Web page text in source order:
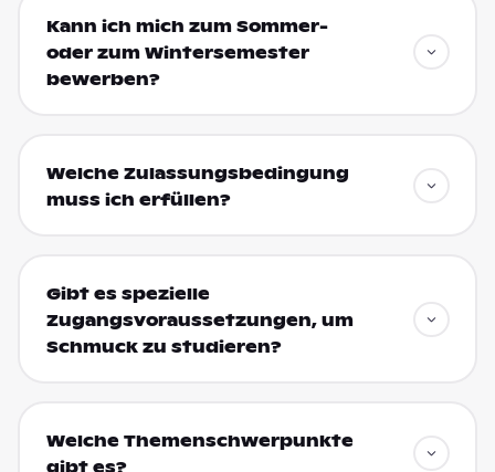
Kann ich mich zum Sommer-
oder zum Wintersemester
bewerben?
Welche Zulassungsbedingung
muss ich erfüllen?
Gibt es spezielle
Zugangsvoraussetzungen, um
Schmuck zu studieren?
Welche Themenschwerpunkte
gibt es?